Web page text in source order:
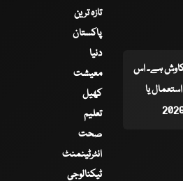
کاوش ہے۔ اس
یا
تازہ ترین
پاکستان
دنیا
معیشت
کھیل
تعلیم
صحت
انٹرٹینمنٹ
ٹیکنالوجی